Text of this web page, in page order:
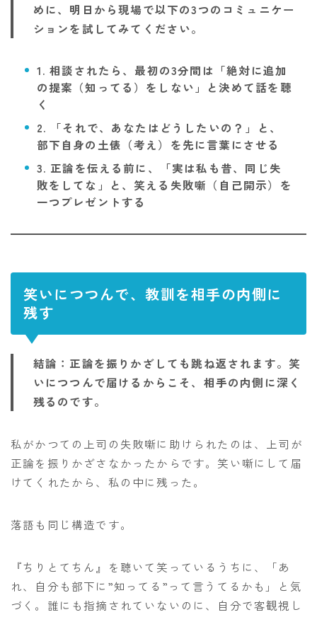
めに、明日から現場で以下の3つのコミュニケー
ションを試してみてください。
1. 相談されたら、最初の3分間は「絶対に追加
の提案（知ってる）をしない」と決めて話を聴
く
2. 「それで、あなたはどうしたいの？」と、
部下自身の土俵（考え）を先に言葉にさせる
3. 正論を伝える前に、「実は私も昔、同じ失
敗をしてな」と、笑える失敗噺（自己開示）を
一つプレゼントする
笑いにつつんで、教訓を相手の内側に
残す
結論：正論を振りかざしても跳ね返されます。笑
いにつつんで届けるからこそ、相手の内側に深く
残るのです。
私がかつての上司の失敗噺に助けられたのは、上司が
正論を振りかざさなかったからです。笑い噺にして届
けてくれたから、私の中に残った。
落語も同じ構造です。
『ちりとてちん』を聴いて笑っているうちに、「あ
れ、自分も部下に”知ってる”って言うてるかも」と気
づく。誰にも指摘されていないのに、自分で客観視し